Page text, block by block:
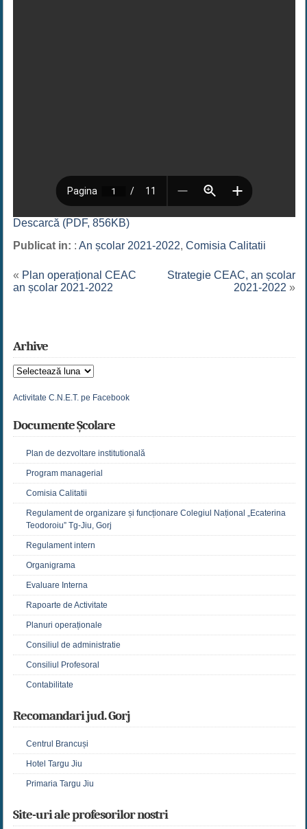
Descarcă (PDF, 856KB)
Publicat in: : An școlar 2021-2022, Comisia Calitatii
« Plan operațional CEAC
an școlar 2021-2022
Strategie CEAC, an școlar
2021-2022 »
Arhive
Arhive
Activitate C.N.E.T. pe Facebook
Documente Școlare
Plan de dezvoltare institutională
Program managerial
Comisia Calitatii
Regulament de organizare și funcționare Colegiul Național „Ecaterina
Teodoroiu” Tg-Jiu, Gorj
Regulament intern
Organigrama
Evaluare Interna
Rapoarte de Activitate
Planuri operaționale
Consiliul de administratie
Consiliul Profesoral
Contabilitate
Recomandari jud. Gorj
Centrul Brancuși
Hotel Targu Jiu
Primaria Targu Jiu
Site-uri ale profesorilor nostri